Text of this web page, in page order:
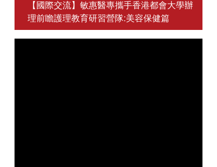
【國際交流】敏惠醫專攜手香港都會大學辦
理前瞻護理教育研習營隊:美容保健篇